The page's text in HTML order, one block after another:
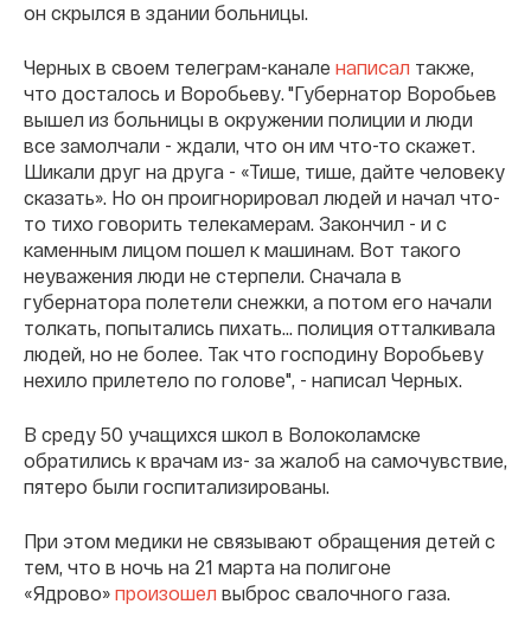
он скрылся в здании больницы.
Черных в своем телеграм-канале написал также,
что досталось и Воробьеву. "Губернатор Воробьев
вышел из больницы в окружении полиции и люди
все замолчали - ждали, что он им что-то скажет.
Шикали друг на друга - «Тише, тише, дайте человеку
сказать». Но он проигнорировал людей и начал что-
то тихо говорить телекамерам. Закончил - и с
каменным лицом пошел к машинам. Вот такого
неуважения люди не стерпели. Сначала в
губернатора полетели снежки, а потом его начали
толкать, попытались пихать... полиция отталкивала
людей, но не более. Так что господину Воробьеву
нехило прилетело по голове", - написал Черных.
В среду 50 учащихся школ в Волоколамске
обратились к врачам из- за жалоб на самочувствие,
пятеро были госпитализированы.
При этом медики не связывают обращения детей с
тем, что в ночь на 21 марта на полигоне
«Ядрово» произошел выброс свалочного газа.